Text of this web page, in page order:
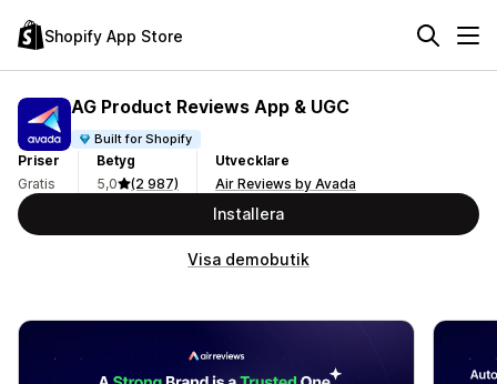
Shopify App Store
AG Product Reviews App & UGC
Built for Shopify
Priser
Gratis
Betyg
5,0
(2 987)
Utvecklare
Air Reviews by Avada
Installera
Visa demobutik